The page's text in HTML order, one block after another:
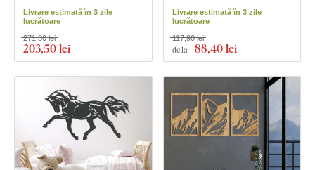
Livrare estimată în 3 zile
lucrătoare
203,50 lei
271,30 lei
Livrare estimată în 3 zile
lucrătoare
de la 88,40 lei
117,90 lei